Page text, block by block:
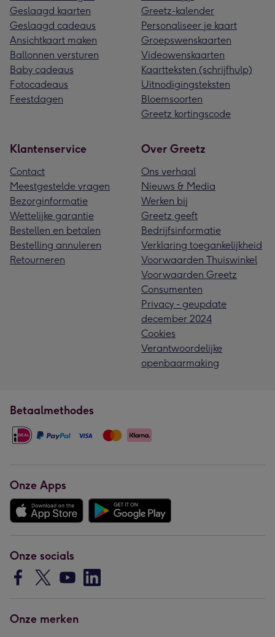
Geslaagd kaarten
Geslaagd cadeaus
Ansichtkaart maken
Ballonnen versturen
Baby cadeaus
Fotocadeaus
Feestdagen
Greetz-kalender
Personaliseer je kaart
Groepswenskaarten
Videowenskaarten
Kaartteksten (schrijfhulp)
Uitnodigingsteksten
Bloemsoorten
Greetz kortingscode
Klantenservice
Contact
Meestgestelde vragen
Bezorginformatie
Wettelijke garantie
Bestellen en betalen
Bestelling annuleren
Retourneren
Over Greetz
Ons verhaal
Nieuws & Media
Werken bij
Greetz geeft
Bedrijfsinformatie
Verklaring toegankelijkheid
Voorwaarden Thuiswinkel
Voorwaarden Greetz
Consumenten
Privacy - geupdate
december 2024
Cookies
Verantwoordelijke
openbaarmaking
Betaalmethodes
Onze Apps
Onze socials
Onze merken